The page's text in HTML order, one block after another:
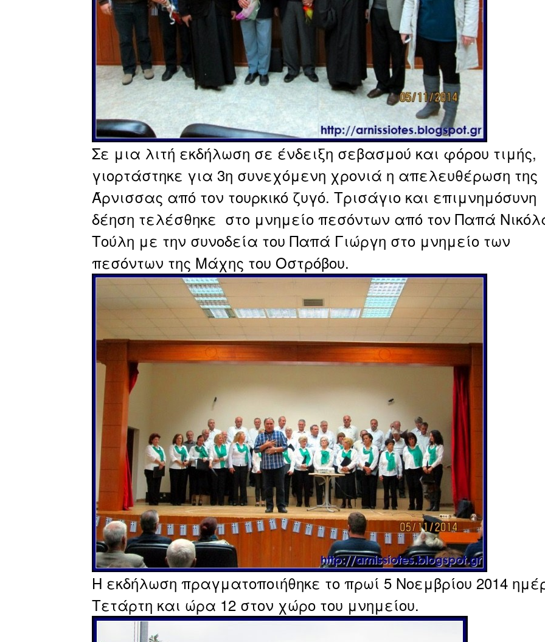
Σε μια λιτή εκδήλωση σε ένδειξη σεβασμού και φόρου τιμής,
γιορτάστηκε για 3η συνεχόμενη χρονιά η απελευθέρωση της
Άρνισσας από τον τουρκικό ζυγό. Τρισάγιο και επιμνημόσυνη
δέηση τελέσθηκε στο μνημείο πεσόντων από τον Παπά
Τούλη με την συνοδεία του Παπά Γιώργη στο μνημείο των
πεσόντων της Μάχης του Οστρόβου.
Η εκδήλωση πραγματοποιήθηκε το πρωί 5 Νοεμβρίου 2014
Τετάρτη και ώρα 12 στον χώρο του μνημείου.